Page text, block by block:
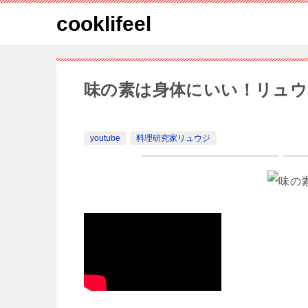
cooklifeel
味の素は身体にいい！リュ
youtube 料理研究家リュウジ